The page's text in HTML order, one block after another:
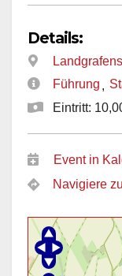
Details:
Führung ,
Eintritt:
Event in
Navigiere